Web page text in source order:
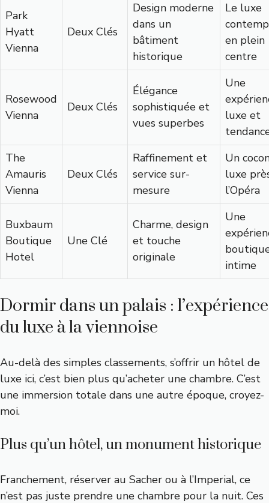
Park
Hyatt
Vienna
Deux Clés
Design moderne
dans un
bâtiment
historique
Le luxe
en plein
centre
Rosewood
Vienna
Deux Clés
Élégance
sophistiquée et
vues superbes
Une
luxe et
The
Amauris
Vienna
Deux Clés
Raffinement et
service sur-
mesure
Un
luxe
l’Opéra
Buxbaum
Boutique
Hotel
Une Clé
Charme, design
et touche
originale
Une
intime
Dormir dans un palais : l’expérience
du luxe à la viennoise
Au-delà des simples classements, s’offrir un hôtel de
luxe ici, c’est bien plus qu’acheter une chambre. C’est
une immersion totale dans une autre époque, croyez-
moi.
Plus qu’un hôtel, un monument historique
Franchement, réserver au Sacher ou à l’Imperial, ce
n’est pas juste prendre une chambre pour la nuit. Ces